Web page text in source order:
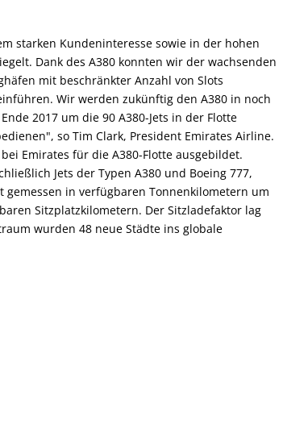
starken Kundeninteresse sowie in der hohen
Dank des A380 konnten wir der wachsenden
mit beschränkter Anzahl von Slots
Wir werden zukünftig den A380 in noch
2017 um die 90 A380-Jets in der Flotte
so Tim Clark, President Emirates Airline.
Emirates für die A380-Flotte ausgebildet.
Jets der Typen A380 und Boeing 777,
in verfügbaren Tonnenkilometern um
Sitzplatzkilometern. Der Sitzladefaktor lag
wurden 48 neue Städte ins globale